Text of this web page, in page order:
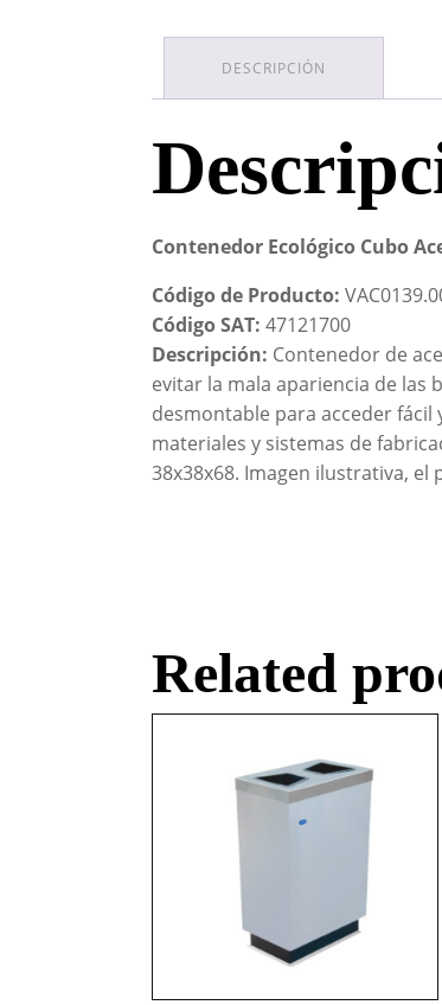
DESCRIPCIÓN
Contenedor Ecológico Cubo
Código de Producto:
Código SAT: 47121700
Descripción: Contenedor de
evitar la mala apariencia de las
desmontable para acceder
materiales y sistemas de
38x38x68. Imagen ilustrativa,
Related